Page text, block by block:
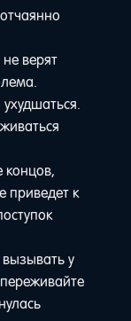
верят
концов,
приведет к
у